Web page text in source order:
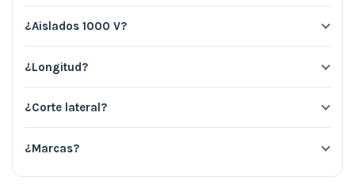
¿Aislados 1000 V?
¿Longitud?
¿Corte lateral?
¿Marcas?